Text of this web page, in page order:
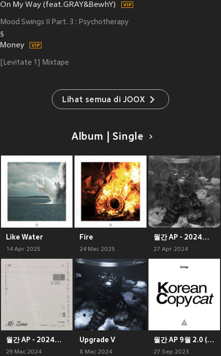
On My Way (feat.GRAY&BewhY)
Mood Swings II Part. 3 : Psychotherapy
5
Money
[Levitate 1] Mixtape
Lihat semua di JOOX
Album | Single
Like Water
14 Apr 2025
Fire
24 Mac 2025
월간 AP - 2024년 4월
27 Apr 2024
월간 AP - 2024년 3월
29 Mac 2024
Upgrade V
8 Mac 2024
월간 AP 9월 2.0 (Monthly AP - September, 2.0)
27 Sep 2023